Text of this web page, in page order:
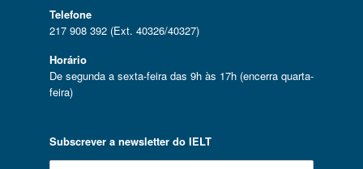
Telefone
217 908 392 (Ext. 40326/40327)
Horário
De segunda a sexta-feira das 9h às 17h (encerra quarta-
feira)
Subscrever a newsletter do IELT